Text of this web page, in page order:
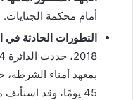
أمام محكمة الجنايات.
التطورات الحادثة في
بمعهد أمناء
45 يومًا، وقد